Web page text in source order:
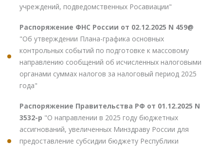
учреждений, подведомственных Росавиации"
Распоряжение ФНС России от 02.12.2025 N 459@
"Об утверждении Плана-графика основных
контрольных событий по подготовке к массовому
направлению сообщений об исчисленных налоговыми
органами суммах налогов за налоговый период 2025
года"
Распоряжение Правительства РФ от 01.12.2025 N
3532-р "О направлении в 2025 году бюджетных
ассигнований, увеличенных Минздраву России для
предоставление субсидии бюджету Республики